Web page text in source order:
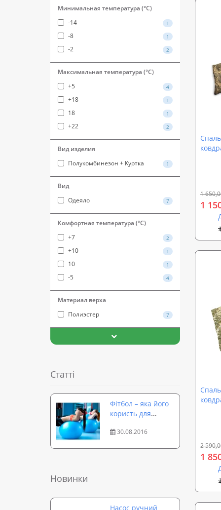
Минимальная температура (°С)
-14
1
-8 1
-2 2
Максимальная температура (°C)
+5
4
+18 1
18 1
+22 2
Вид изделия
Полукомбинезон + Куртка
1
Вид
Одеяло
7
Комфортная температура (°C)
+7
2
+10 1
10 1
-5 4
Материал верха
Полиэстер
7
Статті
Фітбол – яка його
користь для
30.08.2016
Новинки
Насос ручний
1
1
2
1